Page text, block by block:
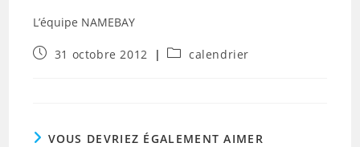
L’équipe NAMEBAY
Publication
31 octobre 2012
Postcalendrier
VOUS DEVRIEZ ÉGALEMENT AIMER